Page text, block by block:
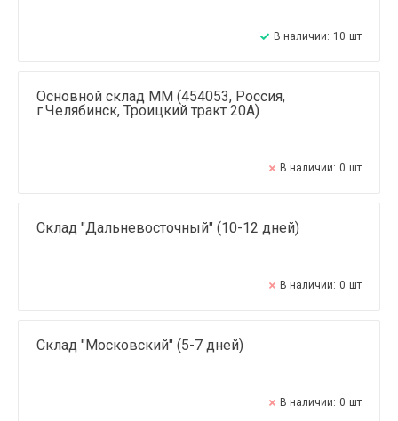
В наличии: 10 шт
Основной склад ММ (454053, Россия,
г.Челябинск, Троицкий тракт 20А)
В наличии: 0 шт
Склад "Дальневосточный" (10-12 дней)
В наличии: 0 шт
Склад "Московский" (5-7 дней)
В наличии: 0 шт